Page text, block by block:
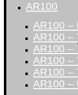
AR100
AR100 –
AR100 –
AR100 –
AR100 –
AR100 –
AR100 –